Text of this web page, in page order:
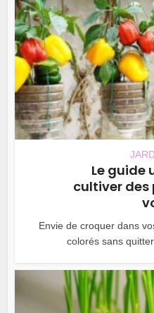
Le guide
cultiver des
Envie de croquer dans
colorés sans